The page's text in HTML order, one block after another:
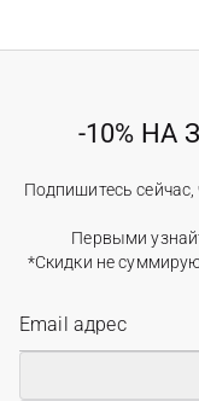
-10% НА
Подпишитесь
Первыми
*Скидки не